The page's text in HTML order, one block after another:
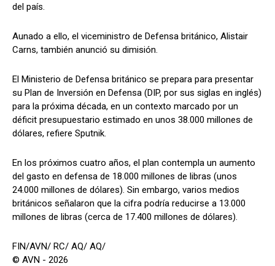
del país.
Aunado a ello, el viceministro de Defensa británico, Alistair
Carns, también anunció su dimisión.
El Ministerio de Defensa británico se prepara para presentar
su Plan de Inversión en Defensa (DIP, por sus siglas en inglés)
para la próxima década, en un contexto marcado por un
déficit presupuestario estimado en unos 38.000 millones de
dólares, refiere Sputnik.
En los próximos cuatro años, el plan contempla un aumento
del gasto en defensa de 18.000 millones de libras (unos
24.000 millones de dólares). Sin embargo, varios medios
británicos señalaron que la cifra podría reducirse a 13.000
millones de libras (cerca de 17.400 millones de dólares).
FIN/AVN/ RC/ AQ/ AQ/
© AVN - 2026